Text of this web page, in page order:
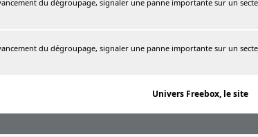
du dégroupage, signaler une panne importante sur un
du dégroupage, signaler une panne importante sur un
Univers Freebox, le site